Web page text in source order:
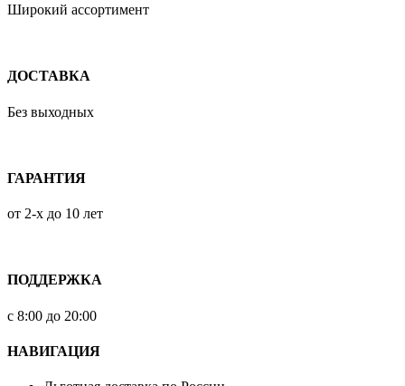
Широкий ассортимент
ДОСТАВКА
Без выходных
ГАРАНТИЯ
от 2-х до 10 лет
ПОДДЕРЖКА
с 8:00 до 20:00
НАВИГАЦИЯ